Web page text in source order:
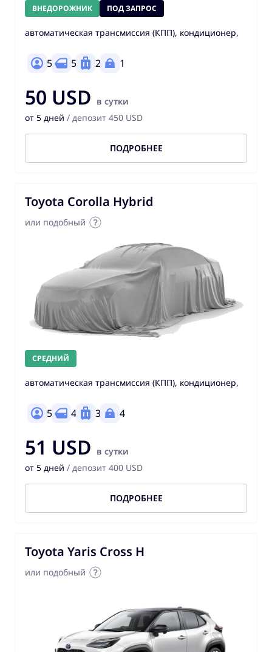
ВНЕДОРОЖНИК ПОД ЗАПРОС
автоматическая трансмиссия (КПП), кондиционер,
5 5 2 1
50 USD в сутки
от 5 дней / депозит 450 USD
ПОДРОБНЕЕ
Toyota Corolla Hybrid
или подобный
СРЕДНИЙ
автоматическая трансмиссия (КПП), кондиционер,
5 4 3 4
51 USD в сутки
от 5 дней / депозит 400 USD
ПОДРОБНЕЕ
Toyota Yaris Cross H
или подобный